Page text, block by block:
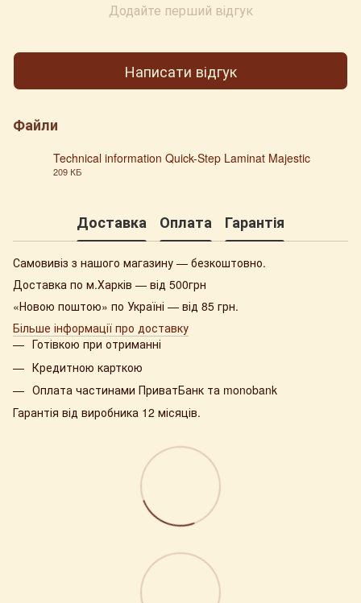
Додайте перший відгук
Написати відгук
Файли
Technical information Quick-Step Laminat Majestic
209 КБ
Доставка Оплата Гарантія
Самовивіз з нашого магазину — безкоштовно.
Доставка по м.Харків — від 500грн
«Новою поштою» по Україні — від 85 грн.
Більше інформації про доставку
Готівкою при отриманні
Кредитною карткою
Оплата частинами ПриватБанк та monobank
Гарантія від виробника 12 місяців.